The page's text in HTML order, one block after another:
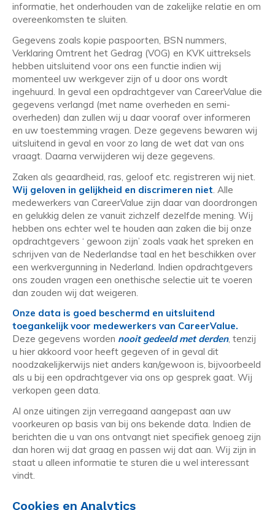
informatie, het onderhouden van de zakelijke relatie en om
overeenkomsten te sluiten.
Gegevens zoals kopie paspoorten, BSN nummers,
Verklaring Omtrent het Gedrag (VOG) en KVK uittreksels
hebben uitsluitend voor ons een functie indien wij
momenteel uw werkgever zijn of u door ons wordt
ingehuurd. In geval een opdrachtgever van CareerValue die
gegevens verlangd (met name overheden en semi-
overheden) dan zullen wij u daar vooraf over informeren
en uw toestemming vragen. Deze gegevens bewaren wij
uitsluitend in geval en voor zo lang de wet dat van ons
vraagt. Daarna verwijderen wij deze gegevens.
Zaken als geaardheid, ras, geloof etc. registreren wij niet.
Wij geloven in gelijkheid en discrimeren niet . Alle
medewerkers van CareerValue zijn daar van doordrongen
en gelukkig delen ze vanuit zichzelf dezelfde mening. Wij
hebben ons echter wel te houden aan zaken die bij onze
opdrachtgevers ‘ gewoon zijn’ zoals vaak het spreken en
schrijven van de Nederlandse taal en het beschikken over
een werkvergunning in Nederland. Indien opdrachtgevers
ons zouden vragen een onethische selectie uit te voeren
dan zouden wij dat weigeren.
Onze data is goed beschermd en uitsluitend
toegankelijk voor medewerkers van CareerValue.
Deze gegevens worden nooit gedeeld met derden, tenzij
u hier akkoord voor heeft gegeven of in geval dit
noodzakelijkerwijs niet anders kan/gewoon is, bijvoorbeeld
als u bij een opdrachtgever via ons op gesprek gaat. Wij
verkopen geen data.
Al onze uitingen zijn verregaand aangepast aan uw
voorkeuren op basis van bij ons bekende data. Indien de
berichten die u van ons ontvangt niet specifiek genoeg zijn
dan horen wij dat graag en passen wij dat aan. Wij zijn in
staat u alleen informatie te sturen die u wel interessant
vindt.
Cookies en Analytics